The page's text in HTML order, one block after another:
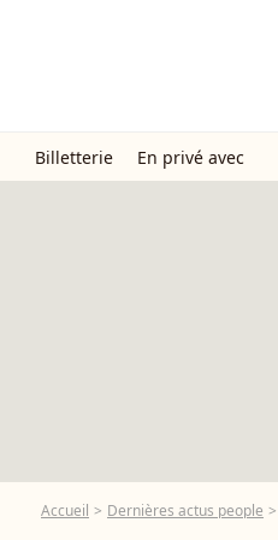
Billetterie En privé avec
Accueil Dernières actus people